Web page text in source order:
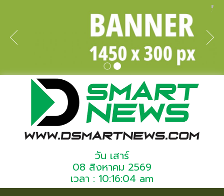
วัน เสาร์
08 สิงหาคม 2569
เวลา : 10:16:04 am